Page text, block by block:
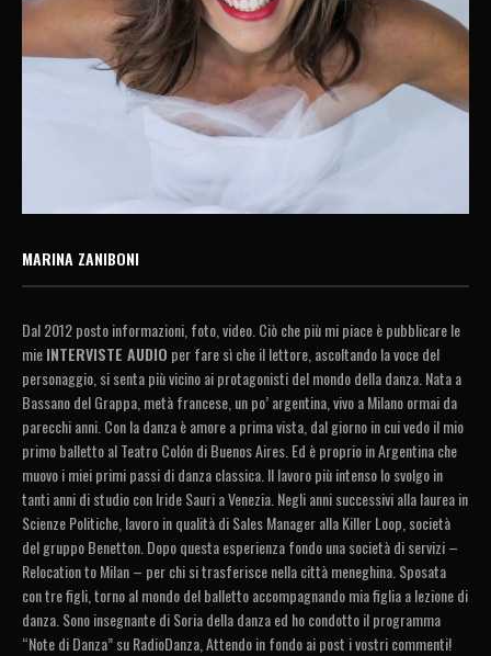
MARINA ZANIBONI
Dal 2012 posto informazioni, foto, video. Ciò che più mi piace è pubblicare le
mieINTERVISTE AUDIO per fare sì che il lettore, ascoltando la voce del
personaggio, si senta più vicino ai protagonisti del mondo della danza. Nata a
Bassano del Grappa, metà francese, un po’ argentina, vivo a Milano ormai da
parecchi anni. Con la danza è amore a prima vista, dal giorno in cui vedo il mio
primo balletto al Teatro Colón di Buenos Aires. Ed è proprio in Argentina che
muovo i miei primi passi di danza classica. Il lavoro più intenso lo svolgo in
tanti anni di studio con Iride Sauri a Venezia. Negli anni successivi alla laurea in
Scienze Politiche, lavoro in qualità di Sales Manager alla Killer Loop, società
del gruppo Benetton. Dopo questa esperienza fondo una società di servizi –
Relocation to Milan – per chi si trasferisce nella città meneghina. Sposata
con tre figli, torno al mondo del balletto accompagnando mia figlia a lezione di
danza. Sono insegnante di Soria della danza ed ho condotto il programma
“Note di Danza” su RadioDanza, Attendo in fondo ai post i vostri commenti!